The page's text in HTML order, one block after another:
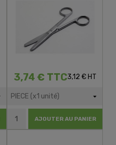
3,74 € TTC3,12 € HT
AJOUTER AU PANIER